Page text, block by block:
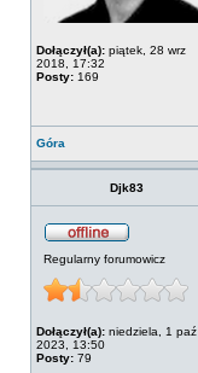
Dołączył(a): piątek, 28 wrz
2018, 17:32
Posty: 169
Góra
Djk83
Regularny forumowicz
Dołączył(a): niedziela, 1 paź
2023, 13:50
Posty: 79